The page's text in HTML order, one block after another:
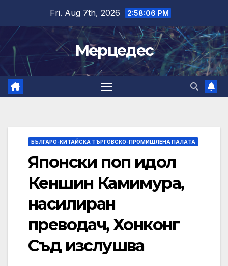
content
Fri. Aug 7th, 2026 2:58:06 PM
Мерцедес
БЪЛГАРО-КИТАЙСКА ТЪРГОВСКО-ПРОМИШЛЕНА ПАЛAТА
Японски поп идол
Кеншин Камимура,
насилиран
преводач, Хонконг
Съд изслушва